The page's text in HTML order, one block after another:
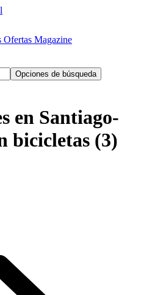
Ofertas Magazine
Opciones de búsqueda
en Santiago-
bicicletas (3)